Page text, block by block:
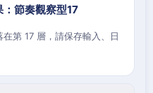
節奏觀察型17
第 17 層，請保存輸入、日